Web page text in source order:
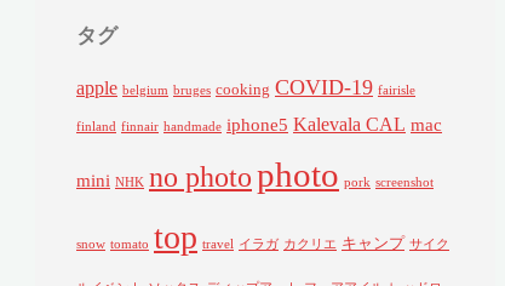
タグ
apple belgium bruges cooking COVID-19 fairisle
finland finnair handmade iphone5 Kalevala CAL mac
mini NHK no photophoto pork screenshot
snow tomato top travel イラガ カクリエ キャンプ サイク